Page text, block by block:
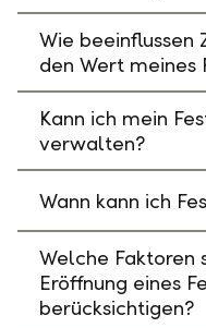
Wie beeinflussen
den Wert meines
Kann ich mein
verwalten?
Wann kann ich
Welche
Eröffnung eines
berücksichtigen?